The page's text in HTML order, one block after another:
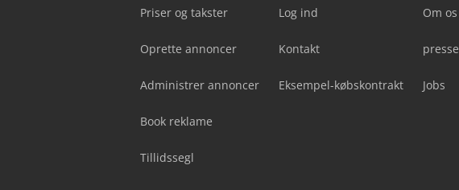
Priser og takster
Oprette annoncer
Administrer annoncer
Book reklame
Tillidssegl
Log ind
Kontakt
Eksempel-købskontrakt
Om os
presse
Jobs